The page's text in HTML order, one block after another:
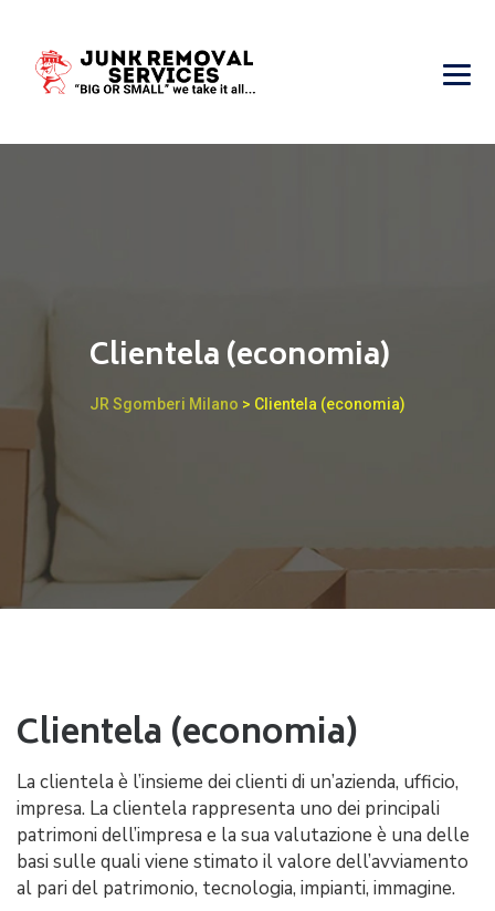
Clientela (economia)
JR Sgomberi Milano > Clientela (economia)
Clientela (economia)
La clientela è l’insieme dei clienti di un’azienda, ufficio,
impresa. La clientela rappresenta uno dei principali
patrimoni dell’impresa e la sua valutazione è una delle
basi sulle quali viene stimato il valore dell’avviamento
al pari del patrimonio, tecnologia, impianti, immagine.